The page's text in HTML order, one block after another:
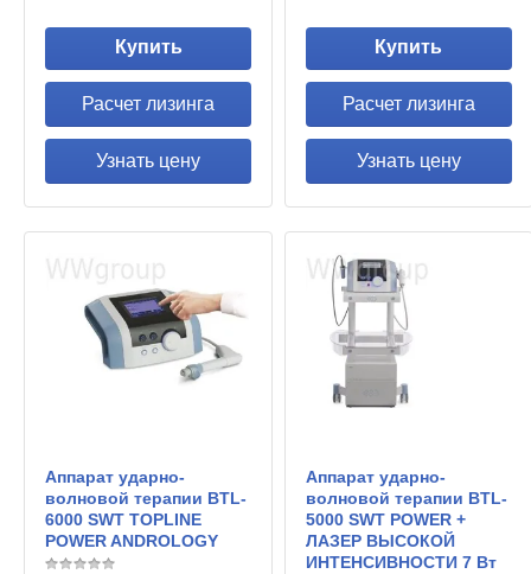
Купить
Расчет лизинга
Узнать цену
Купить
Расчет лизинга
Узнать цену
Аппарат ударно-
волновой терапии BTL-
6000 SWT TOPLINE
POWER ANDROLOGY
Аппарат ударно-
волновой терапии BTL-
5000 SWT POWER +
ЛАЗЕР ВЫСОКОЙ
ИНТЕНСИВНОСТИ 7 Вт